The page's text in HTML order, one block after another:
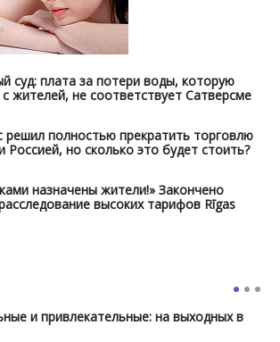
суд: плата за потери воды, которую
жителей, не соответствует Сатверсме
решил полностью прекратить торговлю
Россией, но сколько это будет стоить?
назначены жители!» Закончено
высоких тарифов Rīgas
и привлекательные: на выходных в